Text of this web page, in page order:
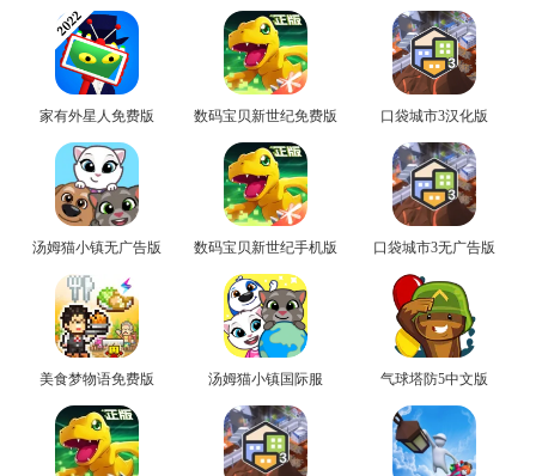
家有外星人免费版 数码宝贝新世纪免费版 口袋城市3汉化版
汤姆猫小镇无广告版 数码宝贝新世纪手机版 口袋城市3无广告版
美食梦物语免费版 汤姆猫小镇国际服 气球塔防5中文版